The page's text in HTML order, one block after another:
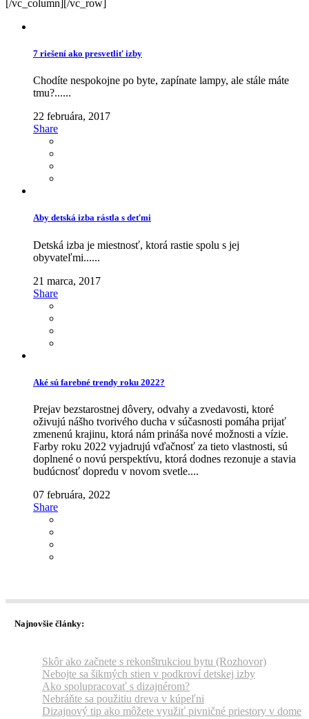
[/vc_column][/vc_row]
7 riešení ako presvetliť izby
Chodíte nespokojne po byte, zapínate lampy, ale stále máte
tmu?......
22 februára, 2017
Share
Aby detská izba rástla s deťmi
Detská izba je miestnosť, ktorá rastie spolu s jej
obyvateľmi......
21 marca, 2017
Share
Aké sú farebné trendy roku 2022?
Prejav bezstarostnej dôvery, odvahy a zvedavosti, ktoré
oživujú nášho tvorivého ducha v súčasnosti pomáha prijať
zmenenú krajinu, ktorá nám prináša nové možnosti a vízie.
Farby roku 2022 vyjadrujú vďačnosť za tieto vlastnosti, sú
doplnené o novú perspektívu, ktorá dodnes rezonuje a stavia
budúcnosť dopredu v novom svetle....
07 februára, 2022
Share
Najnovšie články:
Skôr ako začnete s rekonštrukciou bytu (Rozhovor)
Nebojte sa šikmých stien v podkroví detskej izby
Ako spolupracovať s dizajnérom?
Nebráňte sa použitiu dreva v kúpeľni
Dizajnový tip ako môžete využiť pivničné priestory v dome